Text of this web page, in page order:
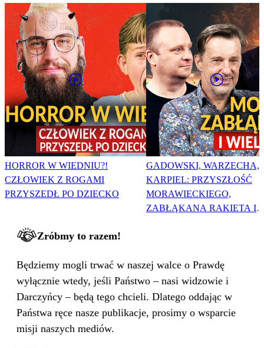
HORROR W WIEDNIU?!
CZŁOWIEK Z ROGAMI
PRZYSZEDŁ PO DZIECKO
GADOWSKI, WARZECHA,
KARPIEL: PRZYSZŁOŚĆ
MORAWIECKIEGO,
ZABŁĄKANA RAKIETA I
Zróbmy to razem!
Będziemy mogli trwać w naszej walce o Prawdę
wyłącznie wtedy, jeśli Państwo – nasi widzowie i
Darczyńcy – będą tego chcieli. Dlatego oddając w
Państwa ręce nasze publikacje, prosimy o wsparcie
misji naszych mediów.